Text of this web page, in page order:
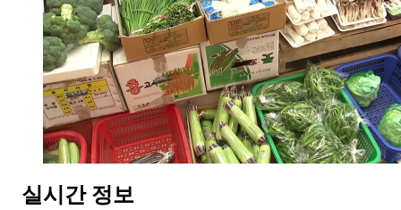
실시간 정보